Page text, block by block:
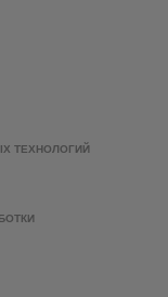
ТЕХНОЛОГИЙ